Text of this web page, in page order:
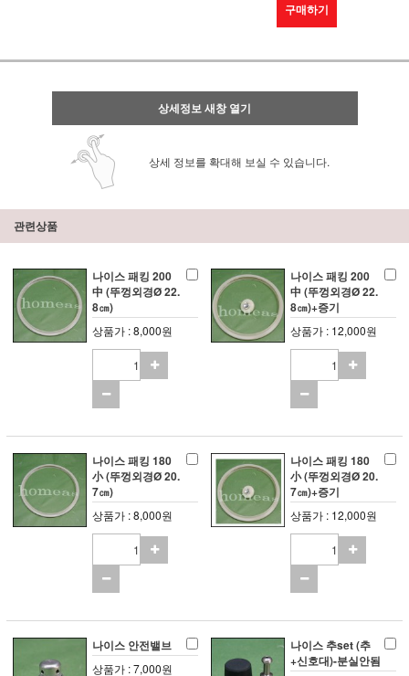
구매하기
상세정보 새창 열기
상세 정보를 확대해 보실 수 있습니다.
관련상품
나이스 패킹 200
中 (뚜껑외경Ø 22.
8㎝)
상품가 : 8,000원
나이스 패킹 200
中 (뚜껑외경Ø 22.
8㎝)+증기
상품가 : 12,000원
나이스 패킹 180
小 (뚜껑외경Ø 20.
7㎝)
상품가 : 8,000원
나이스 패킹 180
小 (뚜껑외경Ø 20.
7㎝)+증기
상품가 : 12,000원
나이스 안전밸브
상품가 : 7,000원
나이스 추set (추
+신호대)-분실안됨